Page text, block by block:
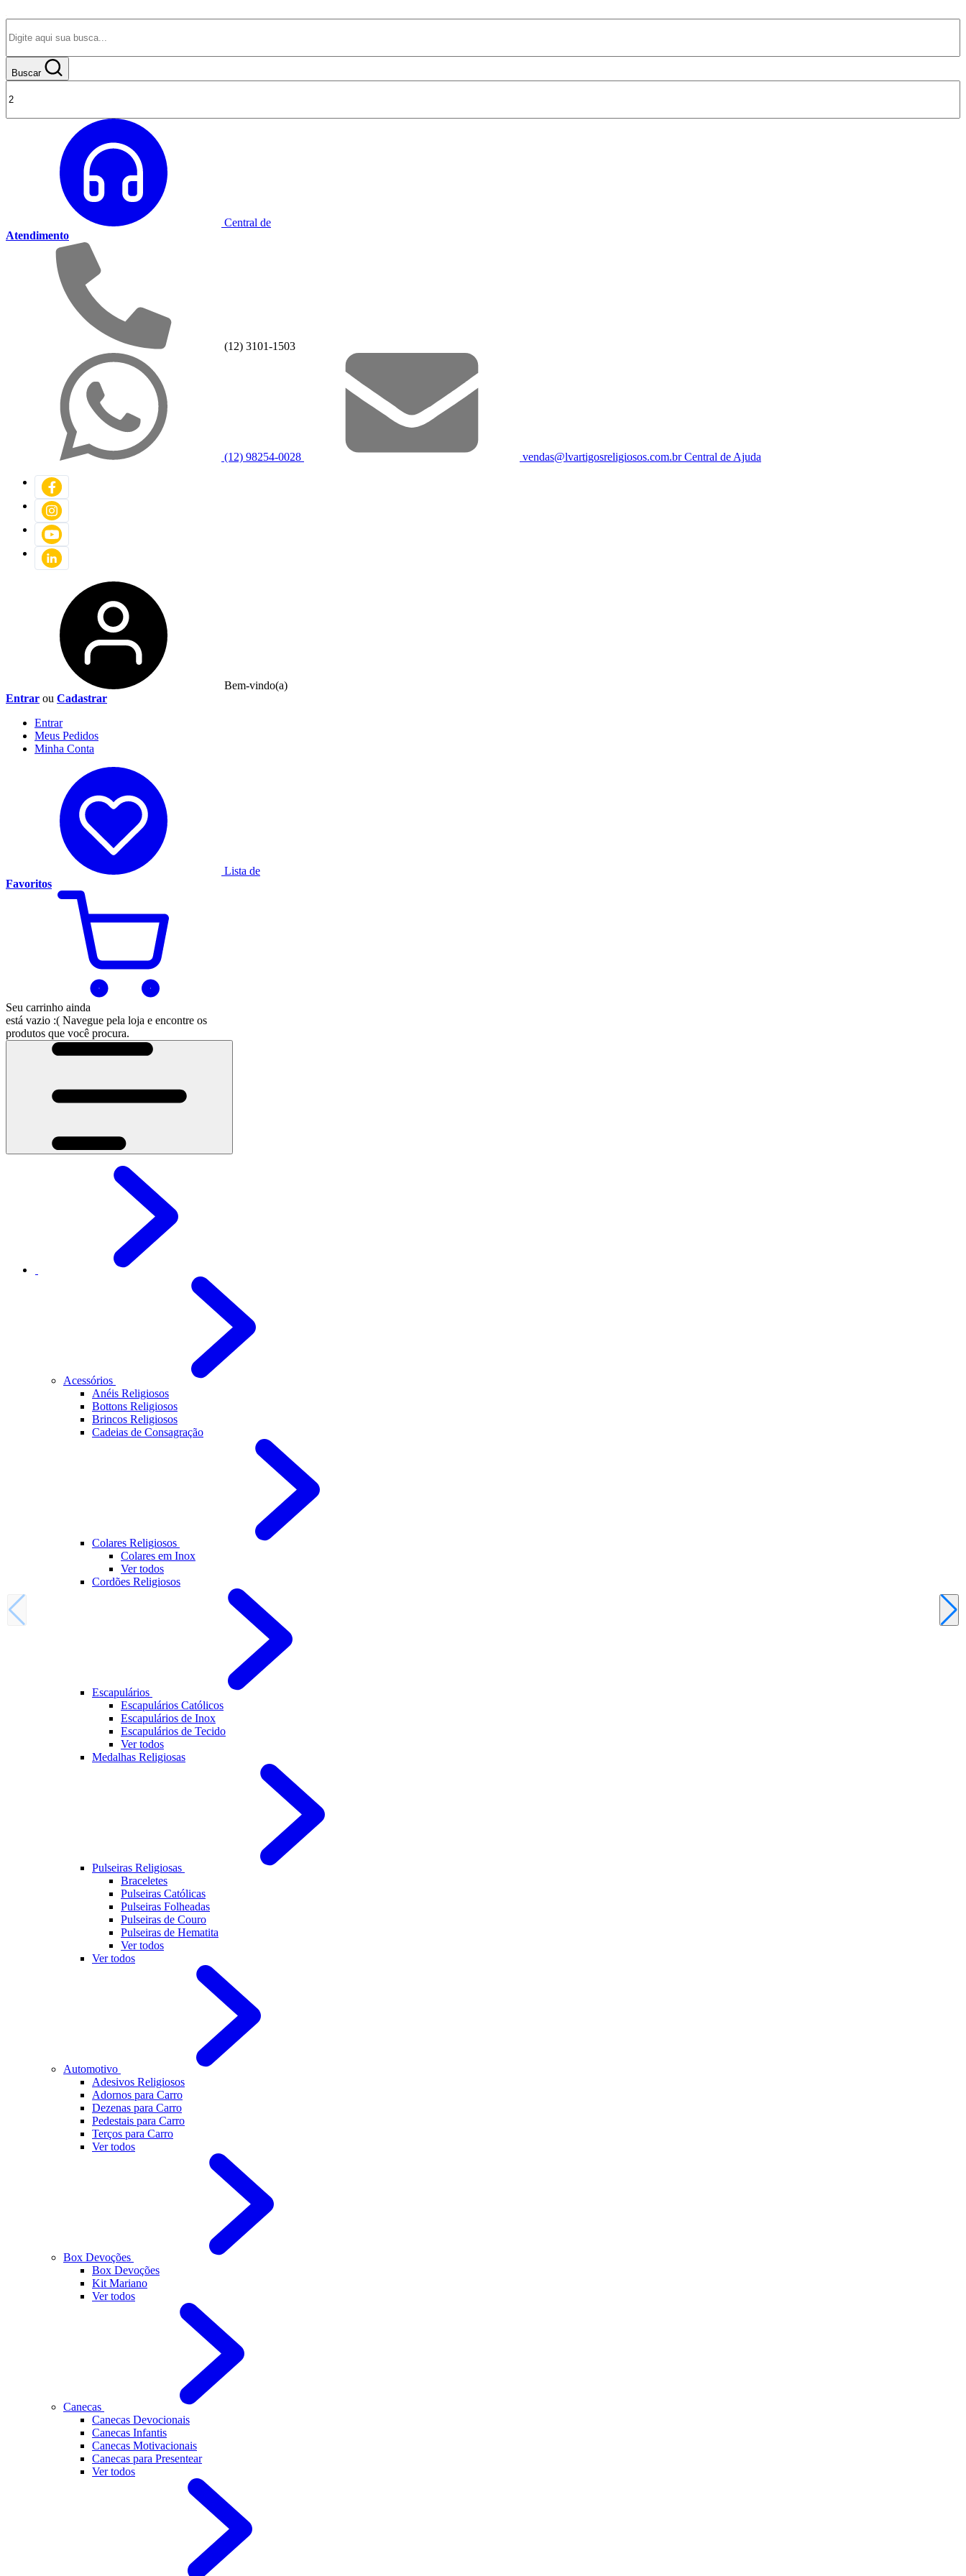
Buscar
Central de
Atendimento
(12) 3101-1503
(12) 98254-0028 vendas@lvartigosreligiosos.com.brCentral de Ajuda
Bem-vindo(a)
Entrar ou Cadastrar
Entrar
Meus Pedidos
Minha Conta
Lista de
Favoritos
Seu carrinho ainda
está vazio :( Navegue pela loja e encontre os
produtos que você procura.
Acessórios
Anéis Religiosos
Bottons Religiosos
Brincos Religiosos
Cadeias de Consagração
Colares Religiosos
Colares em Inox
Ver todos
Cordões Religiosos
Escapulários
Escapulários Católicos
Escapulários de Inox
Escapulários de Tecido
Ver todos
Medalhas Religiosas
Pulseiras Religiosas
Braceletes
Pulseiras Católicas
Pulseiras Folheadas
Pulseiras de Couro
Pulseiras de Hematita
Ver todos
Ver todos
Automotivo
Adesivos Religiosos
Adornos para Carro
Dezenas para Carro
Pedestais para Carro
Terços para Carro
Ver todos
Box Devoções
Box Devoções
Kit Mariano
Ver todos
Canecas
Canecas Devocionais
Canecas Infantis
Canecas Motivacionais
Canecas para Presentear
Ver todos